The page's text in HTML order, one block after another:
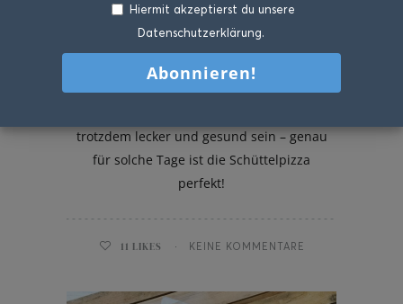
Schüttelpizza
trotzdem lecker und gesund sein – genau
für solche Tage ist die Schüttelpizza
perfekt!
11 LIKES KEINE KOMMENTARE
Hiermit akzeptierst du unsere
Datenschutzerklärung.